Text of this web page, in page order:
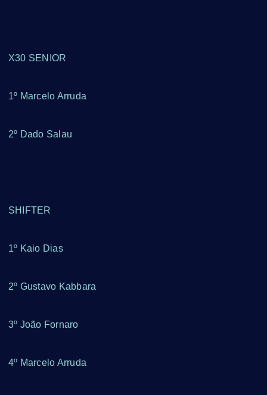
X30 SENIOR
1º Marcelo Arruda
2º Dado Salau
SHIFTER
1º Kaio Dias
2º Gustavo Kabbara
3º João Fornaro
4º Marcelo Arruda